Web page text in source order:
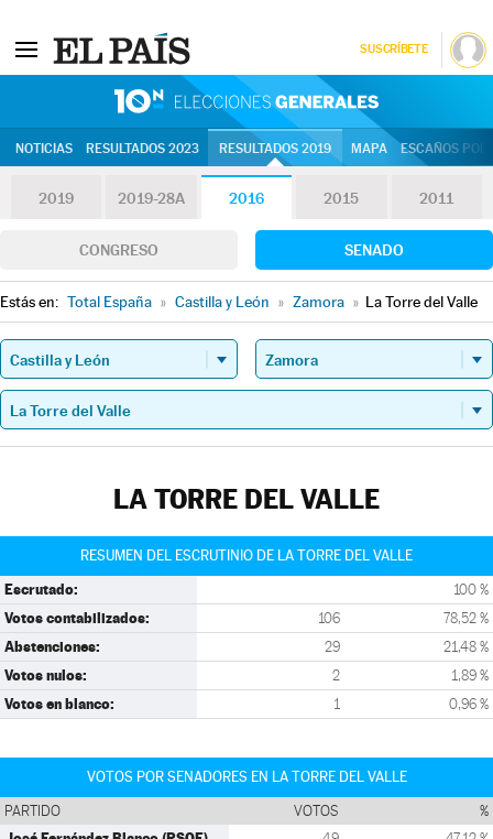
SUSCRÍBETE
NOTICIAS RESULTADOS 2023 RESULTADOS 2019 MAPA ESCAÑOS
2019 2019-28A 2016 2015 2011
CONGRESO SENADO
Estás en: Total España » Castilla y León » Zamora » La Torre del Valle
LA TORRE DEL VALLE
RESUMEN DEL ESCRUTINIO DE LA TORRE DEL VALLE
Escrutado: 100 %
Votos contabilizados: 106 78,52 %
Abstenciones: 29 21,48 %
Votos nulos: 2 1,89 %
Votos en blanco: 1 0,96 %
VOTOS POR SENADORES EN LA TORRE DEL VALLE
PARTIDO VOTOS %